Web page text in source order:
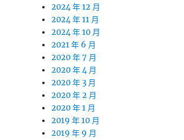
2024 年 12 月
2024 年 11 月
2024 年 10 月
2021 年 6 月
2020 年 7 月
2020 年 4 月
2020 年 3 月
2020 年 2 月
2020 年 1 月
2019 年 10 月
2019 年 9 月